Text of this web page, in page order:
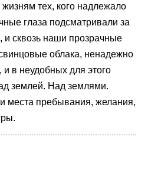
тех, кого надлежало
глаза подсматривали за
сквозь наши прозрачные
облака, ненадежно
в неудобных для этого
землей. Над землями.
места пребывания, желания,